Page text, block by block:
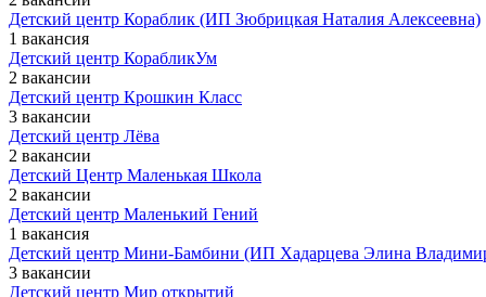
Детский центр Кораблик (ИП Зюбрицкая Наталия Алексеевна)
1 вакансия
Детский центр КорабликУм
2 вакансии
Детский центр Крошкин Класс
3 вакансии
Детский центр Лёва
2 вакансии
Детский Центр Маленькая Школа
2 вакансии
Детский центр Маленький Гений
1 вакансия
Детский центр Мини-Бамбини (ИП Хадарцева Элина
3 вакансии
Детский центр Мир открытий